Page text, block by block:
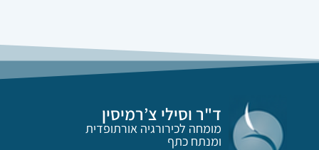
ד"ר וסילי צ’רמיסין
מומחה לכירורגיה אורתופדית
ומנתח כתף